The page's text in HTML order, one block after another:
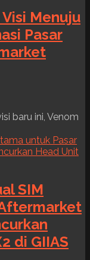
Menuju
Pasar
baru ini, Venom
SIM
di GIIAS